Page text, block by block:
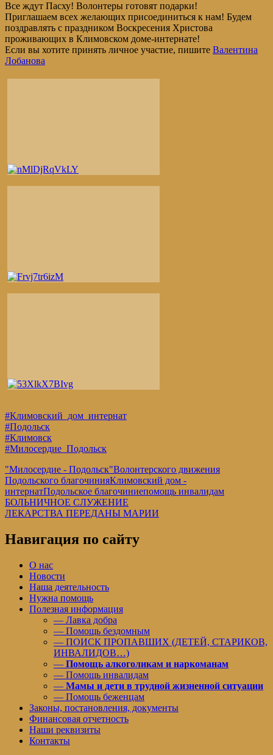
Все ждут Пасху! Волонтеры готовят подарки!
Приглашаем всех желающих присоединиться к нам! Будем
поздравлять с праздником Воскресения Христова
проживающих в Климовском доме-интернате!
Если вы хотите принять личное участие, пишите Валентина
Лобанова
#Климовский_дом_интернат
#Подольск
#Климовск
#Милосердие_Подольск
"Милосердие - Подольск"Волонтерского движения
Подольского благочинияКлимовский дом -
интернатПодольское благочиниепомощь инвалидам
Навигация
по
записям
Предыдущая
запись:
БОЛЬНИЧНОЕ СЛУЖЕНИЕ
Следующая
ЛЕКАРСТВА ПЕРЕДАНЫ МАРИИ
Навигация по сайту
О нас
Новости
Наша деятельность
Нужна помощь
Полезная информация
— Лавка добра
— Помощь бездомным
— ПОИСК ПРОПАВШИХ (ДЕТЕЙ, СТАРИКОВ,
ИНВАЛИДОВ…)
— Помощь алкоголикам и наркоманам
— Помощь инвалидам
— Мамы и дети в трудной жизненной ситуации
— Помощь беженцам
Законы, постановления, документы
Финансовая отчетность
Наши реквизиты
Контакты